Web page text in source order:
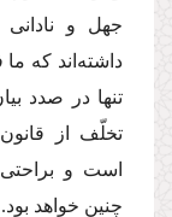
جهل و
داشته‌اند كه
تنها در صدد
تخلّف از
است و
چنین خواهد بود.